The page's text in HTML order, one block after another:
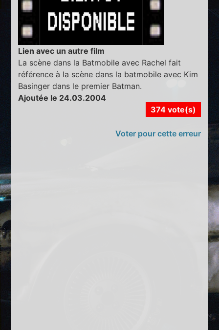
Lien avec un autre film
La scène dans la Batmobile avec Rachel fait
référence à la scène dans la batmobile avec Kim
Basinger dans le premier Batman.
Ajoutée le 24.03.2004
374 vote(s)
Voter pour cette erreur